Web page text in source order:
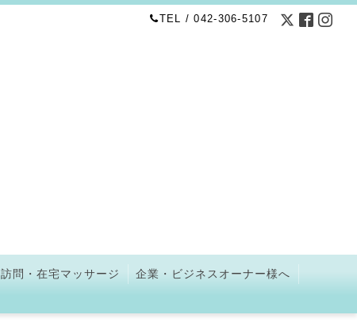
TEL / 042-306-5107
訪問・在宅マッサージ
企業・ビジネスオーナー様へ